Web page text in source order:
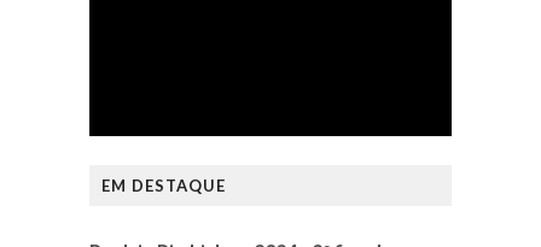
EM DESTAQUE